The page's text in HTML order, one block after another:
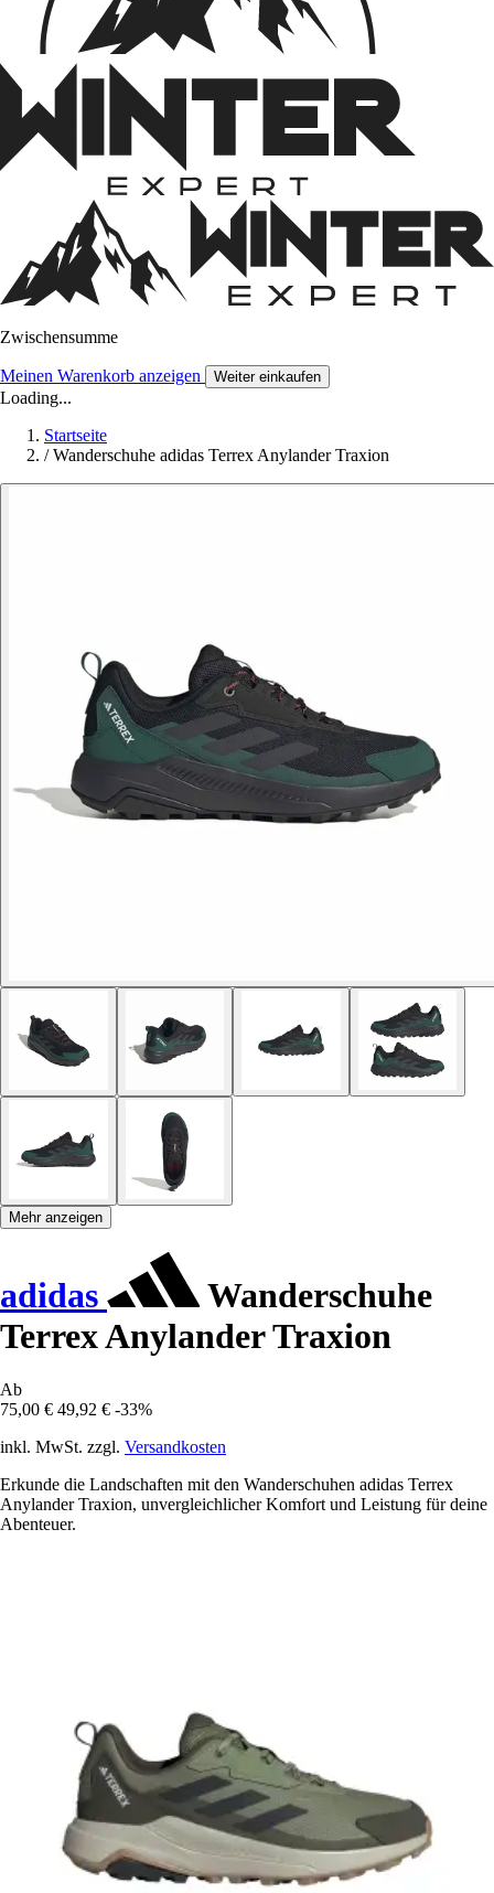
Zwischensumme
Meinen Warenkorb anzeigen Weiter einkaufen
Loading...
Startseite
/ Wanderschuhe adidas Terrex Anylander Traxion
Mehr anzeigen
adidas
Wanderschuhe
Terrex Anylander Traxion
Ab
75,00 € 49,92 € -33%
inkl. MwSt. zzgl. Versandkosten
Erkunde die Landschaften mit den Wanderschuhen adidas Terrex
Anylander Traxion, unvergleichlicher Komfort und Leistung für deine
Abenteuer.